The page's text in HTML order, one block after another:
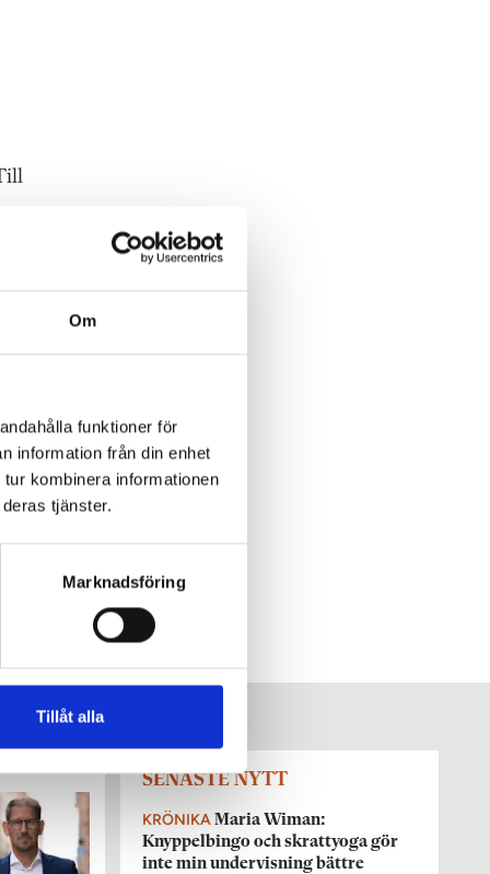
Om
funktioner för
information från din enhet
kombinera informationen
tjänster.
Marknadsföring
Tillåt alla
SENASTE NYTT
KRÖNIKA Maria Wiman:
Knyppelbingo och skrattyoga gör
inte min undervisning bättre